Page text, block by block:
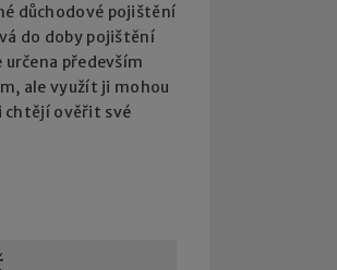
důchodové pojištění
do doby pojištění
určena především
ale využít ji mohou
chtějí ověřit své